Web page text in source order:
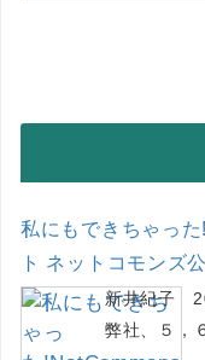
私にもできちゃっ
ト ネットコモンズ
新井紀子
弊社、５，